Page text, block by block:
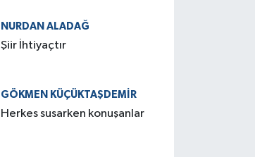
NURDAN ALADAĞ
Şiir İhtiyaçtır
GÖKMEN KÜÇÜKTAŞDEMIR
Herkes susarken konuşanlar